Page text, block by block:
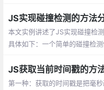
JS实现碰撞检测的方法
本文实例讲述了JS实现碰撞检
具体如下：一个简单的碰撞检
JS获取当前时间戳的方
第一种：获取的时间戳是把毫